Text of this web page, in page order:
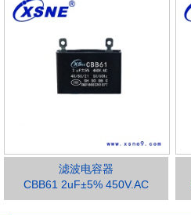
滤波电容器
CBB61 2uF±5% 450V.AC